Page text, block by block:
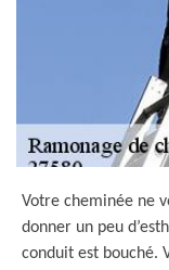
Votre cheminée ne
donner un peu
conduit est bouché.